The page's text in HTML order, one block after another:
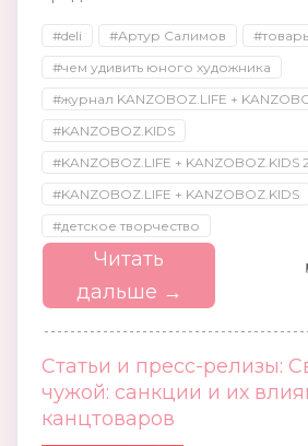
#deli #Артур Салимов
#чем удивить юного художника
#журнал KANZOBOZ.LIFE +
#KANZOBOZ.KIDS
#KANZOBOZ.LIFE + KANZOBOZ.KIDS
#KANZOBOZ.LIFE + KANZOBOZ.KIDS
#детское творчество
Читать
дальше →
Статьи и пресс-релизы:
чужой: санкции и их
канцтоваров